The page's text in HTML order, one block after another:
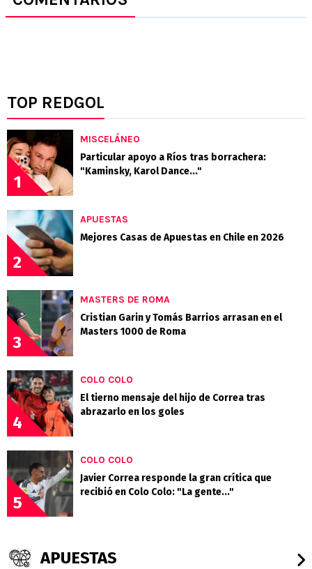
TOP REDGOL
1
MISCELÁNEO
Particular apoyo a Ríos tras borrachera:
"Kaminsky, Karol Dance..."
2
APUESTAS
Mejores Casas de Apuestas en Chile en 2026
3
MASTERS DE ROMA
Cristian Garin y Tomás Barrios arrasan en el
Masters 1000 de Roma
4
COLO COLO
El tierno mensaje del hijo de Correa tras
abrazarlo en los goles
5
COLO COLO
Javier Correa responde la gran crítica que
recibió en Colo Colo: "La gente..."
APUESTAS